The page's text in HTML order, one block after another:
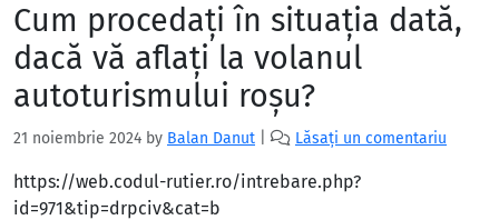
Cum procedaţi în situaţia dată,
dacă vă aflaţi la volanul
autoturismului roşu?
21 noiembrie 2024 by Balan Danut Lăsați un comentariu
https://web.codul-rutier.ro/intrebare.php?
id=971&tip=drpciv&cat=b